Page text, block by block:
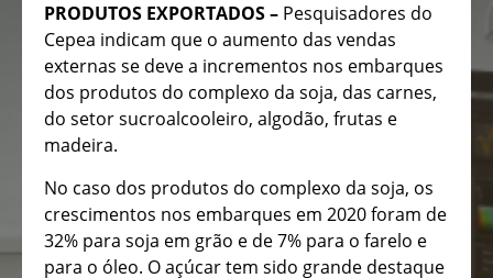
PRODUTOS EXPORTADOS – Pesquisadores do
Cepea indicam que o aumento das vendas
externas se deve a incrementos nos embarques
dos produtos do complexo da soja, das carnes,
do setor sucroalcooleiro, algodão, frutas e
madeira.
No caso dos produtos do complexo da soja, os
crescimentos nos embarques em 2020 foram de
32% para soja em grão e de 7% para o farelo e
para o óleo. O açúcar tem sido grande destaque